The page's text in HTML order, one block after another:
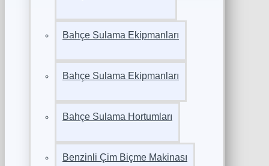
Bahçe Sulama Ekipmanları
Bahçe Sulama Ekipmanları
Bahçe Sulama Hortumları
Benzinli Çim Biçme Makinası